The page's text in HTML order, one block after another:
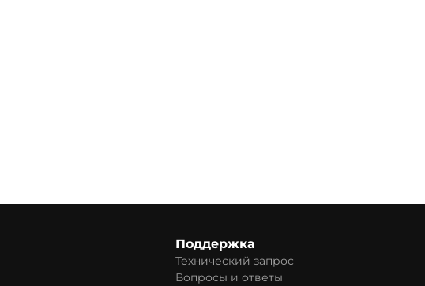
Поддержка
Технический запрос
Вопросы и ответы